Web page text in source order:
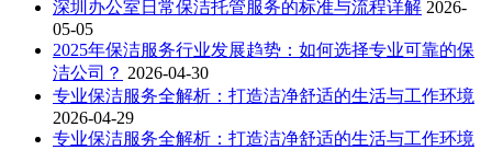
深圳办公室日常保洁托管服务的标准与流程详解 2026-
05-05
2025年保洁服务行业发展趋势：如何选择专业可靠的保
洁公司？ 2026-04-30
专业保洁服务全解析：打造洁净舒适的生活与工作环境
2026-04-29
专业保洁服务全解析：打造洁净舒适的生活与工作环境